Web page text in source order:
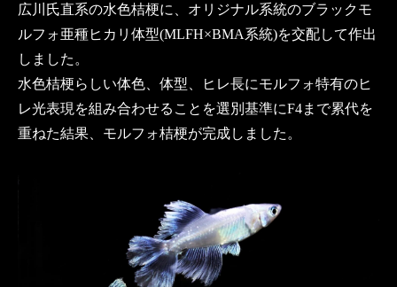
広川氏直系の水色桔梗に、オリジナル系統のブラックモ
ルフォ亜種ヒカリ体型(MLFH×BMA系統)を交配して作出
しました。
水色桔梗らしい体色、体型、ヒレ長にモルフォ特有のヒ
レ光表現を組み合わせることを選別基準にF4まで累代を
重ねた結果、モルフォ桔梗が完成しました。